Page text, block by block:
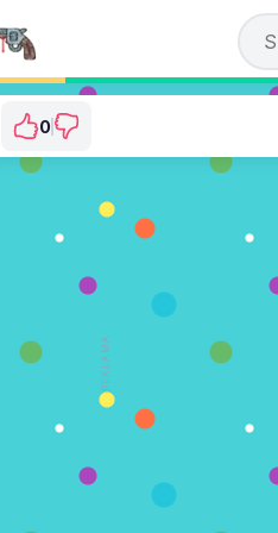
⭐ Jeszcze nie głosowano. (0
GRAJ TERAZ
0
REKLAMA